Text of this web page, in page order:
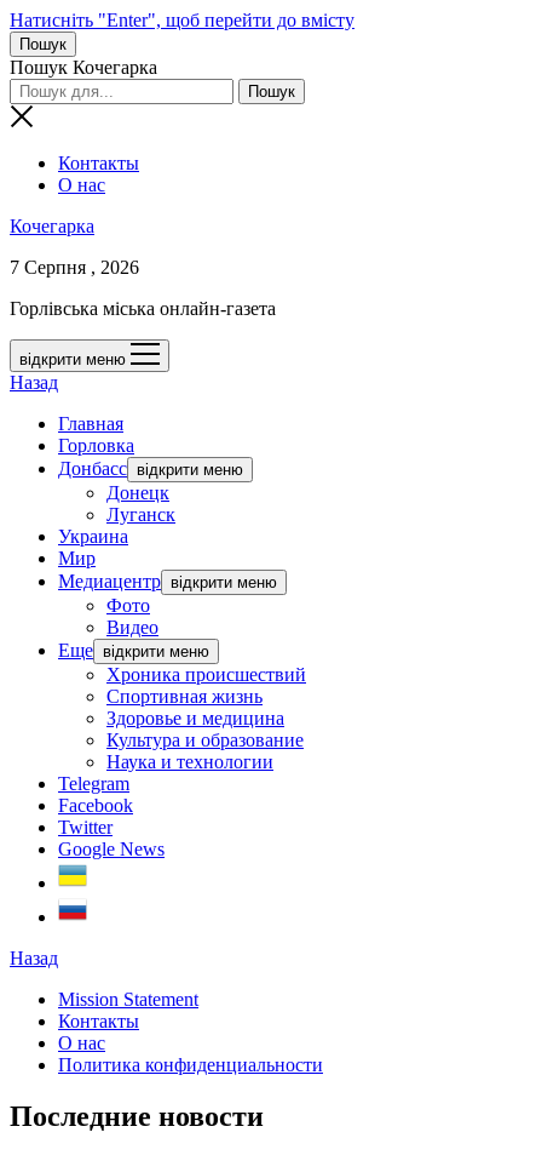
Натисніть "Enter", щоб перейти до вмісту
Пошук
Пошук Кочегарка
Контакты
О нас
Кочегарка
7 Серпня , 2026
Горлівська міська онлайн-газета
відкрити меню
Назад
Главная
Горловка
Донбасс відкрити меню
Донецк
Луганск
Украина
Мир
Медиацентр відкрити меню
Фото
Видео
Еще відкрити меню
Хроника происшествий
Спортивная жизнь
Здоровье и медицина
Культура и образование
Наука и технологии
Telegram
Facebook
Twitter
Google News
Назад
Mission Statement
Контакты
О нас
Политика конфиденциальности
Последние новости